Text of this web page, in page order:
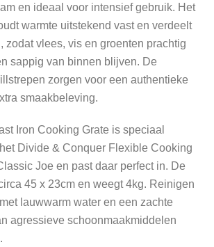
en ideaal voor intensief gebruik. Het
warmte uitstekend vast en verdeelt
zodat vlees, vis en groenten prachtig
sappig van binnen blijven. De
zorgen voor een authentieke
smaakbeleving.
Iron Cooking Grate is speciaal
Divide & Conquer Flexible Cooking
Joe en past daar perfect in. De
45 x 23cm en weegt 4kg. Reinigen
lauwwarm water en een zachte
agressieve schoonmaakmiddelen